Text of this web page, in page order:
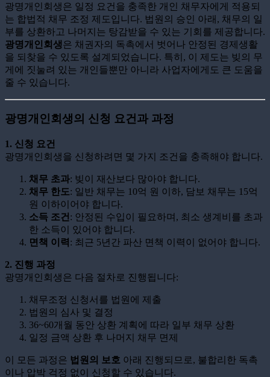
광명개인회생은 일정 요건을 충족한 개인 채무자에게 적용되
는 합법적 채무 조정 제도입니다. 법원의 승인 아래, 채무의 일
부를 상환하고 나머지는 탕감받을 수 있는 기회를 제공합니다.
광명개인회생은 채권자의 독촉에서 벗어나 안정된 경제생활
을 되찾을 수 있도록 설계되었습니다. 특히, 이 제도는 빚의 무
게에 짓눌려 있는 개인들뿐만 아니라 사업자에게도 큰 도움을
줄 수 있습니다.
광명개인회생의 신청 요건과 과정
1. 신청 요건
광명개인회생을 신청하려면 몇 가지 조건을 충족해야 합니다.
채무 초과: 빚이 재산보다 많아야 합니다.
채무 한도: 일반 채무는 10억 원 이하, 담보 채무는 15억
원 이하이어야 합니다.
소득 조건 : 안정된 수입이 필요하며, 최소 생계비를 초과
한 소득이 있어야 합니다.
면책 이력 : 최근 5년간 파산 면책 이력이 없어야 합니다.
2. 진행 과정
광명개인회생은 다음 절차로 진행됩니다:
채무조정 신청서를 법원에 제출
법원의 심사 및 결정
36~60개월 동안 상환 계획에 따라 일부 채무 상환
일정 금액 상환 후 나머지 채무 면제
이 모든 과정은 법원의 보호 아래 진행되므로, 불합리한 독촉
이나 압박 걱정 없이 신청할 수 있습니다.